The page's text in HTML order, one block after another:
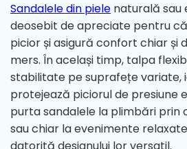
Sandalele din piele naturală sau
deosebit de apreciate pentru
picior și asigură confort chiar și
mers. În același timp, talpa
stabilitate pe suprafețe variate,
protejează piciorul de presiune
purta sandalele la plimbări prin
sau chiar la evenimente